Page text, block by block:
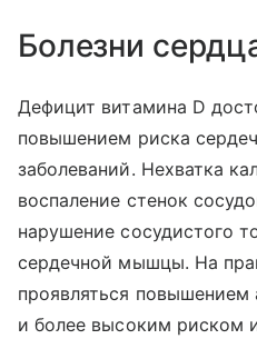
Болезни
Дефицит витамина D
повышением риска
заболеваний. Нехватка
воспаление стенок
нарушение сосудистого
сердечной мышцы. На
проявляться повышением
и более высоким риском